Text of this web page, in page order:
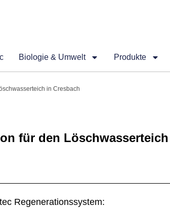
Biologie & Umwelt Produkte
in Cresbach
für den
Regenerationssystem: